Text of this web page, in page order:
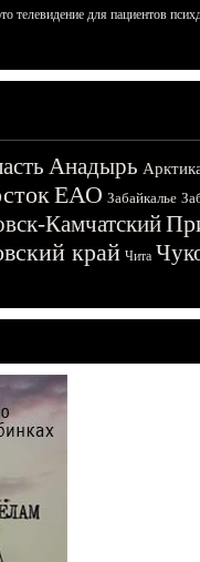
телевидение для пациентов
Анадырь
ЕАО Забайкалье
Камчатский
край Чита